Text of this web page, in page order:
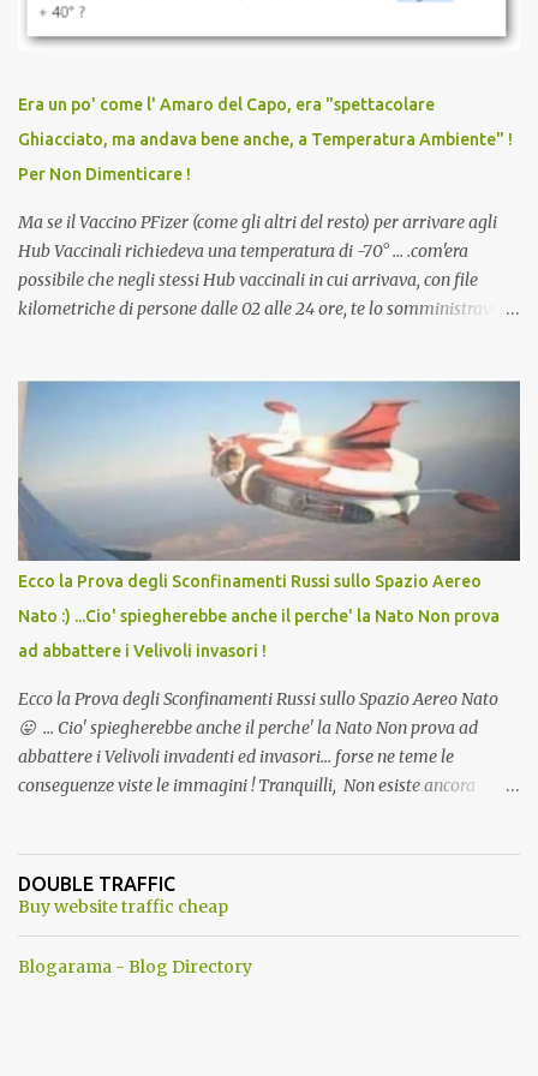
vaccinato, nessuno aveva prima cercato di farti sentire una
persona cattiva. Non avevamo mai visto un vaccino che minacci le
vaccino usato per minacciare i mezzi di sussistenza, il lavoro o la
scuola. Non avevamo mai visto un vaccino che permettesse a un
dodicenne di ignorare il consenso dei genitori. Dopo tutti i vaccini
che abbiamo elencato sopra...
Era un po' come l' Amaro del Capo, era "spettacolare
Ghiacciato, ma andava bene anche, a Temperatura Ambiente" !
Per Non Dimenticare !
Ma se il Vaccino PFizer (come gli altri del resto) per arrivare agli
Hub Vaccinali richiedeva una temperatura di -70° ... .com'era
possibile che negli stessi Hub vaccinali in cui arrivava, con file
kilometriche di persone dalle 02 alle 24 ore, te lo somministravano
Vaccino come: l' Amaro del Capo, era "spettacolare Ghiacciato, ma
andava bene anche, a Temperatura Ambiente"! Riproponiamo
l'articolo per NON Dimenticare!
Ecco la Prova degli Sconfinamenti Russi sullo Spazio Aereo
Nato :) ...Cio' spiegherebbe anche il perche' la Nato Non prova
ad abbattere i Velivoli invasori !
Ecco la Prova degli Sconfinamenti Russi sullo Spazio Aereo Nato
😛 ... Cio' spiegherebbe anche il perche' la Nato Non prova ad
abbattere i Velivoli invadenti ed invasori... forse ne teme le
conseguenze viste le immagini ! Tranquilli, Non esiste ancora
ancora una fantasia Nato o forse una "False Flag", per provocare
una guerra mondiale che difficilmente da menti sane, potrebbe
DOUBLE TRAFFIC
Buy website traffic cheap
Blogarama - Blog Directory